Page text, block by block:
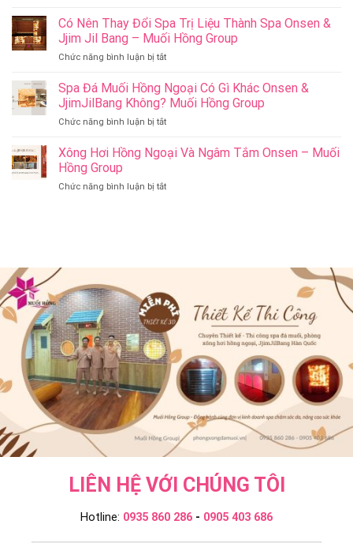
Cho
Sức
–
&
Jjim
Bang
Muối
Riverside
Onsen
&
Jjim
Bang
Đà
Muối
Group
Có Nên Thay Đổi Spa Trị Liệu Thành Spa Onsen &
Jjim Jil Bang – Muối Hồng Group
Chức năng bình luận bị tắtở
Nên
Thay
Đổi
Spa
Liệu
Onsen
Muối
Group
Spa Đá Muối Hồng Ngoại Có Gì Khác Onsen &
JjimJilBang Không? Muối Hồng Group
Chức năng bình luận bị tắtở
Đá
Muối
Ngoại
JjimJilBang
Muối
Hồng
Group
Xông Hơi Hồng Ngoại Và Ngâm Tắm Onsen – Muối
Hồng Group
Chức năng bình luận bị tắtở
Ngâm
Onsen
–
Muối
Hồng
Group
LIÊN HỆ VỚI CHÚNG TÔI
Hotline: 0935 860 286 - 0905 403 686